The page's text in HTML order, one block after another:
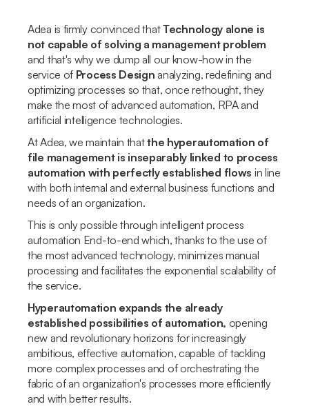
Adea is firmly convinced thatTechnology alone is
not capable of solving a management problem
and that's why we dump all our know-howin the
service of Process Design analyzing, redefining and
optimizing processes so that, once rethought, they
make the most of advanced automation, RPA and
artificial intelligence technologies.
At Adea, we maintain thatthe hyperautomation of
file management is inseparably linked to process
automation with perfectly established flows in line
with both internal and external business functions and
needs of an organization.
This is only possible through intelligent process
automation End-to-endwhich, thanks to the use of
the most advanced technology, minimizes manual
processing and facilitates the exponential scalability of
the service.
Hyperautomation expands the already
established possibilities of automation, opening
new and revolutionary horizons for increasingly
ambitious, effective automation, capable of tackling
more complex processes and of orchestrating the
fabric of an organization's processes more efficiently
and with better results.